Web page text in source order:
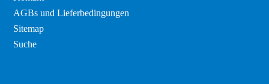
AGBs und Lieferbedingungen
Sitemap
Suche